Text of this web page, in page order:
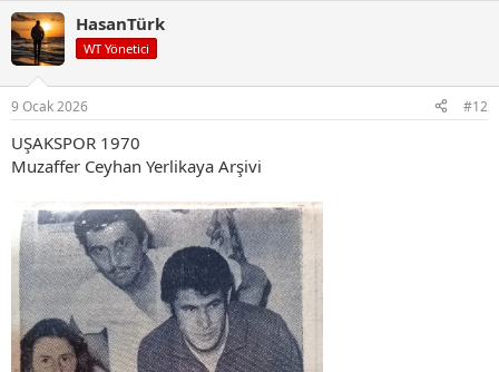
k
i
l
HasanTürk
WT Yönetici
9 Ocak 2026 #12
UŞAKSPOR 1970
Muzaffer Ceyhan Yerlikaya Arşivi